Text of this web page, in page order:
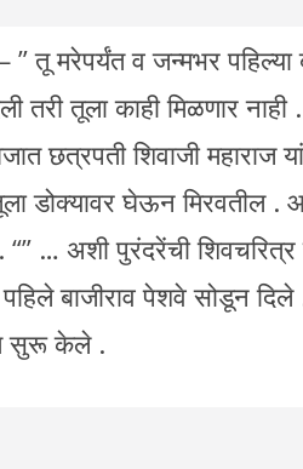
तू मरेपर्यंत व जन्मभर पहिल्या
तरी तूला काही मिळणार नाही
छत्रपती शिवाजी महाराज
डोक्यावर घेऊन मिरवतील .
“” … अशी पुरंदरेंची
बाजीराव पेशवे सोडून दिले
सुरू केले .